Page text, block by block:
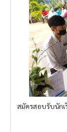
สมัครสอบรับนัก